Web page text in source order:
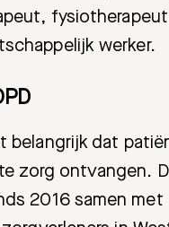
werker.
belangrijk dat
zorg ontvangen.
2016 samen met